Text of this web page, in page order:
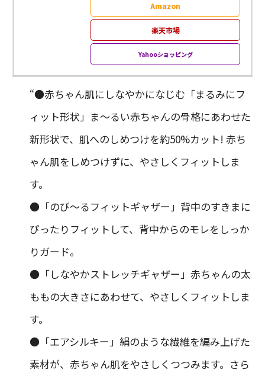
Amazon
楽天市場
Yahooショッピング
“●赤ちゃん肌にしなやかになじむ「まるみにフ
ィット形状」ま〜るい赤ちゃんの骨格にあわせた
新形状で、肌へのしめつけを約50%カット! 赤ち
ゃん肌をしめつけずに、やさしくフィットしま
す。
●「のび〜るフィットギャザー」背中のすきまに
ぴったりフィットして、背中からのモレをしっか
りガード。
●「しなやかストレッチギャザー」赤ちゃんの太
ももの大きさにあわせて、やさしくフィットしま
す。
●「エアシルキー」絹のような繊維を編み上げた
素材が、赤ちゃん肌をやさしくつつみます。さら